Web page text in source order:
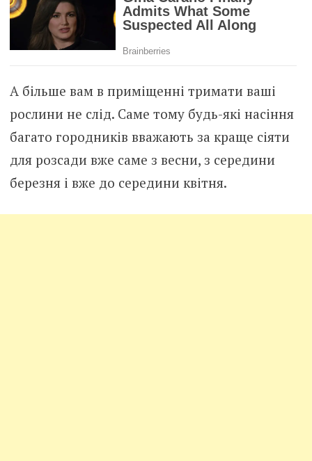
А більше вам в приміщенні тримати ваші
рослини не слід. Саме тому будь-які насіння
багато городників вважають за краще сіяти
для розсади вже саме з весни, з середини
березня і вже до середини квітня.